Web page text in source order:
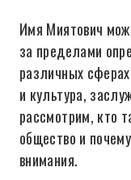
Имя Миятович
за пределами
различных
и культура,
рассмотрим, кто
общество и
внимания.